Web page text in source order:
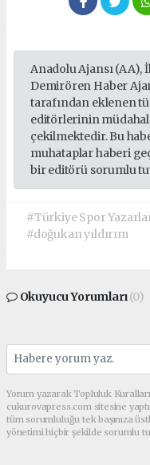
Anadolu Ajansı (AA),
Demirören Haber
tarafından eklenen
editörlerinin
çekilmektedir. Bu
muhataplar haberi
bir editörü sorumlu
#Türkiye Spor
#doğukan yıldırım
Okuyucu Yorumları(0)
Yorum yazarak Topluluk
cukurovapress.com sitesine
tüm sorumluluğu tek başınıza
yönetimi hiçbir şekilde sorumlu